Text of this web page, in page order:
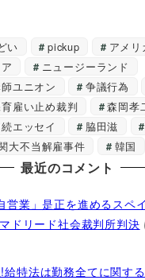
い pickup
アメリ
ニュージーランド
ユニオン
争議行為
雇い止め裁判
森岡孝
エッセイ
脇田滋
大不当解雇事件 韓国
最近のコメント
業」是正を進めるスペイ
ドリード社会裁判所判決
特法は勤務全てに関す